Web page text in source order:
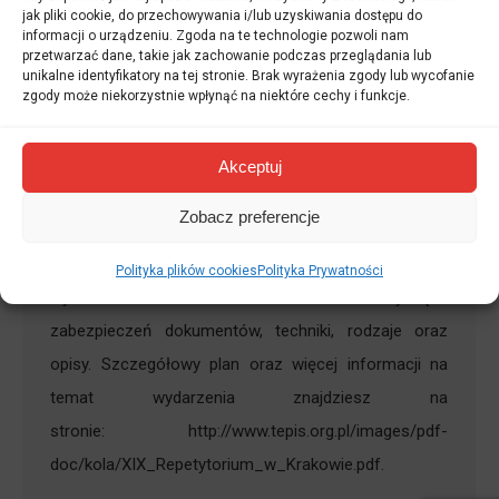
jak pliki cookie, do przechowywania i/lub uzyskiwania dostępu do
informacji o urządzeniu. Zgoda na te technologie pozwoli nam
przetwarzać dane, takie jak zachowanie podczas przeglądania lub
unikalne identyfikatory na tej stronie. Brak wyrażenia zgody lub wycofanie
zgody może niekorzystnie wpłynąć na niektóre cechy i funkcje.
Akceptuj
Zobacz preferencje
Polityka plików cookiesPolityka Prywatności
Repetytorium i poprowadzi sekcję
języka angielskiego.
Kancelaria Tłumacza MS Mostowy
21 listopada br. W salach konferencyjnych SDH
„Jubilat” w Krakowie odbędzie się XIX KRAKOWSKIE
REPETYTORIUM DLA TŁUMACZY PRZYSIĘGŁYCH I
SPECJALISTYCZNYCH. W programie tego
zabezpieczeń dokumentów, techniki, rodzaje oraz
opisy. Szczegółowy plan oraz więcej informacji na
temat wydarzenia znajdziesz na
stronie: http://www.tepis.org.pl/images/pdf-
doc/kola/XIX_Repetytorium_w_Krakowie.pdf.